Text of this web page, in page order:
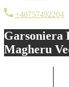
+40757492204
Garsoniera
Magheru